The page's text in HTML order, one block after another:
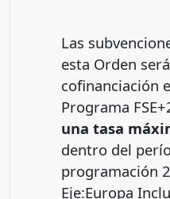
Las
esta Orden
cofinanciación
Programa
una tasa
dentro del
programación
Eje:Europa